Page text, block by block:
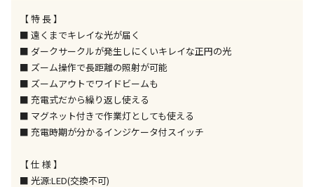
す
委託業者によりお届けする商品です
※ほか商品との同時購入はできません。お手数です
が、ご購入手続きを分けてお買い求めください
※支払い方法の代金引換は選択できません。
※電話注文はできません。
【 特 長 】
■ 遠くまでキレイな光が届く
■ ダークサークルが発生しにくいキレイな正円の光
■ ズーム操作で長距離の照射が可能
■ ズームアウトでワイドビームも
■ 充電式だから繰り返し使える
■ マグネット付きで作業灯としても使える
■ 充電時期が分かるインジケータ付スイッチ
【 仕 様 】
■ 光源:LED(交換不可)